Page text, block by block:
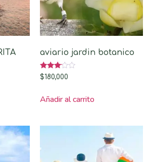
aviario jardin botanico
Valorado
con
$180,000
Añadir al carrito